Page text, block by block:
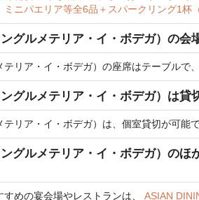
ニパエリア等全6品＋スパークリング1杯
グルメテリア・イ・ボデガ）の
リア・イ・ボデガ）の座席はテーブルで
グルメテリア・イ・ボデガ）は貸
リア・イ・ボデガ）は、個室貸切が可能で
グルメテリア・イ・ボデガ）の
めの宴会場やレストランは、 ASIAN